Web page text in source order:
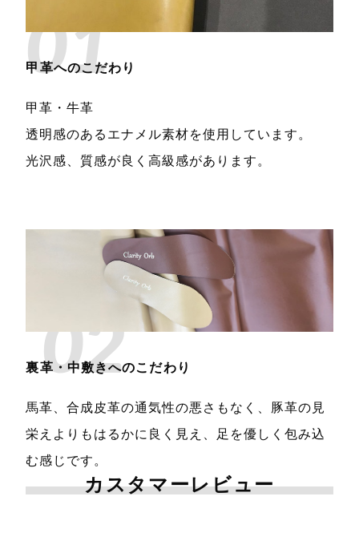
01
甲革へのこだわり
甲革・牛革
透明感のあるエナメル素材を使用しています。
光沢感、質感が良く高級感があります。
02
裏革・中敷きへのこだわり
馬革、合成皮革の通気性の悪さもなく、豚革の見
栄えよりもはるかに良く見え、足を優しく包み込
む感じです。
カスタマーレビュー